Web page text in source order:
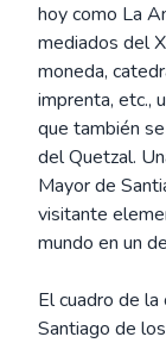
hoy como La
mediados del
moneda,
imprenta, etc.,
que también
del Quetzal.
Mayor de
visitante
mundo en un
El cuadro de
Santiago de